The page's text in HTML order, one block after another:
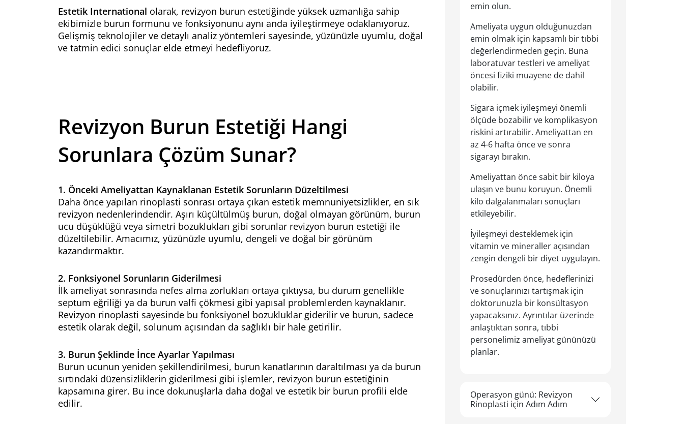
Estetik International olarak, revizyon burun estetiğinde yüksek uzmanlığa sahip
ekibimizle burun formunu ve fonksiyonunu aynı anda iyileştirmeye odaklanıyoruz.
Gelişmiş teknolojiler ve detaylı analiz yöntemleri sayesinde, yüzünüzle uyumlu, doğal
ve tatmin edici sonuçlar elde etmeyi hedefliyoruz.
Revizyon Burun Estetiği Hangi
Sorunlara Çözüm Sunar?
1. Önceki Ameliyattan Kaynaklanan Estetik Sorunların Düzeltilmesi
Daha önce yapılan rinoplasti sonrası ortaya çıkan estetik memnuniyetsizlikler, en sık
revizyon nedenlerindendir. Aşırı küçültülmüş burun, doğal olmayan görünüm, burun
ucu düşüklüğü veya simetri bozuklukları gibi sorunlar revizyon burun estetiği ile
düzeltilebilir. Amacımız, yüzünüzle uyumlu, dengeli ve doğal bir görünüm
kazandırmaktır.
2. Fonksiyonel Sorunların Giderilmesi
İlk ameliyat sonrasında nefes alma zorlukları ortaya çıktıysa, bu durum genellikle
septum eğriliği ya da burun valfi çökmesi gibi yapısal problemlerden kaynaklanır.
Revizyon rinoplasti sayesinde bu fonksiyonel bozukluklar giderilir ve burun, sadece
estetik olarak değil, solunum açısından da sağlıklı bir hale getirilir.
3. Burun Şeklinde İnce Ayarlar Yapılması
Burun ucunun yeniden şekillendirilmesi, burun kanatlarının daraltılması ya da burun
sırtındaki düzensizliklerin giderilmesi gibi işlemler, revizyon burun estetiğinin
kapsamına girer. Bu ince dokunuşlarla daha doğal ve estetik bir burun profili elde
edilir.
emin olun.
Ameliyata uygun olduğunuzdan
emin olmak için kapsamlı bir tıbbi
değerlendirmeden geçin. Buna
laboratuvar testleri ve ameliyat
öncesi fiziki muayene de dahil
olabilir.
Sigara içmek iyileşmeyi önemli
ölçüde bozabilir ve komplikasyon
riskini artırabilir. Ameliyattan en
az 4-6 hafta önce ve sonra
sigarayı bırakın.
Ameliyattan önce sabit bir kiloya
ulaşın ve bunu koruyun. Önemli
kilo dalgalanmaları sonuçları
etkileyebilir.
İyileşmeyi desteklemek için
vitamin ve mineraller açısından
zengin dengeli bir diyet uygulayın.
Prosedürden önce, hedeflerinizi
ve sonuçlarınızı tartışmak için
doktorunuzla bir konsültasyon
yapacaksınız. Ayrıntılar üzerinde
anlaştıktan sonra, tıbbi
personelimiz ameliyat gününüzü
planlar.
Operasyon günü: Revizyon
Rinoplasti için Adım Adım